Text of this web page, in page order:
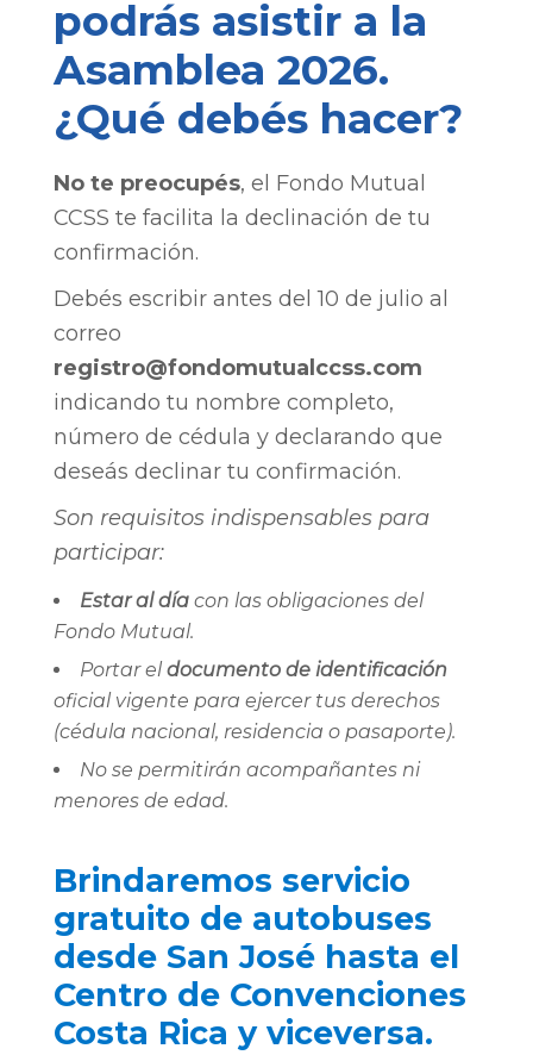
podrás asistir a la
Asamblea 2026.
¿Qué debés hacer?
No te preocupés, el Fondo Mutual
CCSS te facilita la declinación de tu
confirmación.
Debés escribir antes del 10 de julio al
correo
registro@fondomutualccss.com
indicando tu nombre completo,
número de cédula y declarando que
deseás declinar tu confirmación.
Son requisitos indispensables para
participar:
Estar al día con las obligaciones del
Fondo Mutual.
Portar eldocumento de identificación
oficial vigente para ejercer tus derechos
(cédula nacional, residencia o pasaporte).
No se permitirán acompañantes ni
menores de edad.
Brindaremos servicio
gratuito de autobuses
desde San José hasta el
Centro de Convenciones
Costa Rica y viceversa.